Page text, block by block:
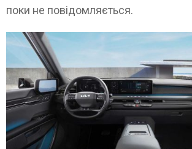
поки не повідомляється.